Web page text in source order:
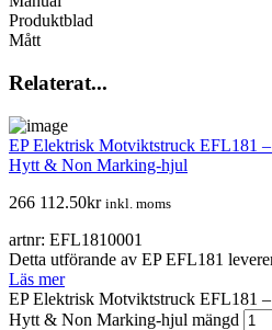
Produktblad
Mått
Relaterat...
EP Elektrisk Motviktstruck EFL181
Hytt & Non Marking-hjul
266 112.50kr inkl. moms
artnr: EFL1810001
Detta utförande av EP EFL181
Läs mer
EP Elektrisk Motviktstruck EFL181
Hytt & Non Marking-hjul mängd